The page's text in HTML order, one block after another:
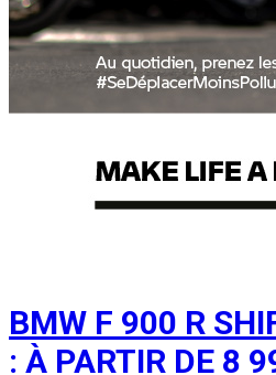
BMW F 900 R
: À PARTIR DE 8